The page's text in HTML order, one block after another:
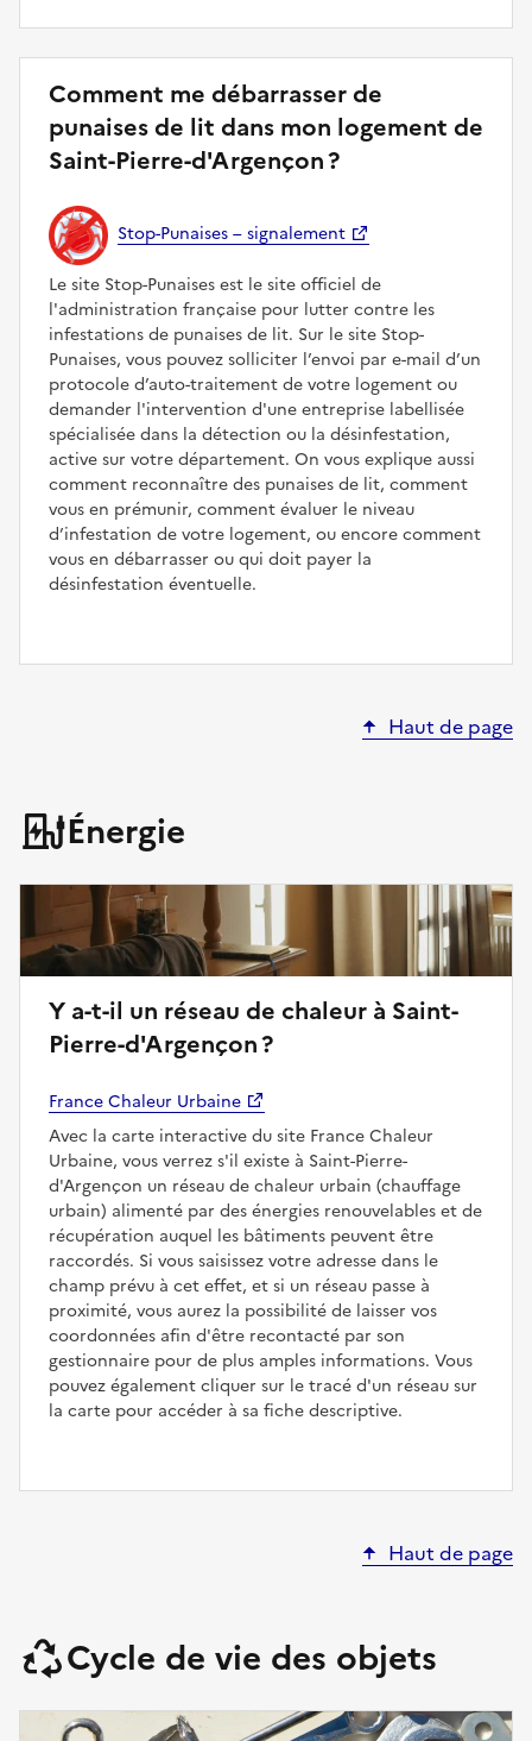
Comment me débarrasser de
punaises de lit dans mon logement de
Saint-Pierre-d'Argençon ?
Stop-Punaises – signalement
Le site Stop-Punaises est le site officiel de
l'administration française pour lutter contre les
infestations de punaises de lit. Sur le site Stop-
Punaises, vous pouvez solliciter l’envoi par e-mail d’un
protocole d’auto-traitement de votre logement ou
demander l'intervention d'une entreprise labellisée
spécialisée dans la détection ou la désinfestation,
active sur votre département. On vous explique aussi
comment reconnaître des punaises de lit, comment
vous en prémunir, comment évaluer le niveau
d’infestation de votre logement, ou encore comment
vous en débarrasser ou qui doit payer la
désinfestation éventuelle.
Haut de page
Énergie
Y a-t-il un réseau de chaleur à Saint-
Pierre-d'Argençon ?
France Chaleur Urbaine
Avec la carte interactive du site France Chaleur
Urbaine, vous verrez s'il existe à Saint-Pierre-
d'Argençon un réseau de chaleur urbain (chauffage
urbain) alimenté par des énergies renouvelables et de
récupération auquel les bâtiments peuvent être
raccordés. Si vous saisissez votre adresse dans le
champ prévu à cet effet, et si un réseau passe à
proximité, vous aurez la possibilité de laisser vos
coordonnées afin d'être recontacté par son
gestionnaire pour de plus amples informations. Vous
pouvez également cliquer sur le tracé d'un réseau sur
la carte pour accéder à sa fiche descriptive.
Haut de page
Cycle de vie des objets